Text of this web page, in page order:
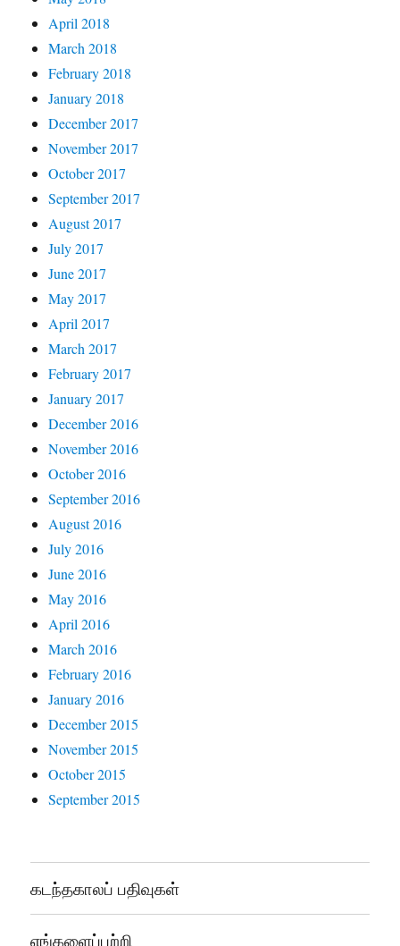
April 2018
March 2018
February 2018
January 2018
December 2017
November 2017
October 2017
September 2017
August 2017
July 2017
June 2017
May 2017
April 2017
March 2017
February 2017
January 2017
December 2016
November 2016
October 2016
September 2016
August 2016
July 2016
June 2016
May 2016
April 2016
March 2016
February 2016
January 2016
December 2015
November 2015
October 2015
September 2015
கடந்தகாலப் பதிவுகள்
எங்களைப்பற்றி